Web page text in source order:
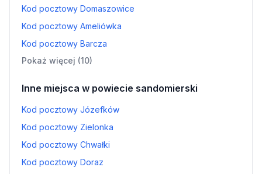
Kod pocztowy Domaszowice
Kod pocztowy Ameliówka
Kod pocztowy Barcza
Pokaż więcej (10)
Inne miejsca w powiecie sandomierski
Kod pocztowy Józefków
Kod pocztowy Zielonka
Kod pocztowy Chwałki
Kod pocztowy Doraz